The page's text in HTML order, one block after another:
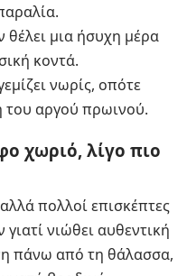
θέλει μια ήσυχη μέρα
κοντά.
νωρίς, οπότε
του αργού πρωινού.
χωριό, λίγο πιο
πολλοί επισκέπτες
νιώθει αυθεντική
πάνω από τη θάλασσα,